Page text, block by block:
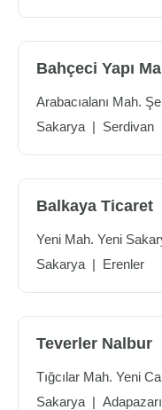
Bahçeci Yapı
Arabacıalanı Mah.
Sakarya | Serdivan
Balkaya Ticaret
Yeni Mah. Yeni
Sakarya | Erenler
Teverler Nalbur
Tığcılar Mah. Yeni
Sakarya | Adapazarı